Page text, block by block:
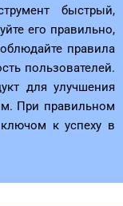
быстрый,
его правильно,
правила
пользователей.
для улучшения
При правильном
к успеху в